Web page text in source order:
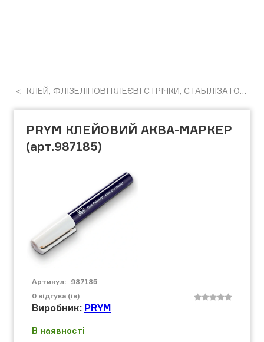
КЛЕЙ, ФЛІЗЕЛІНОВІ КЛЕЄВІ СТРІЧКИ, СТАБІЛІЗАТОРИ, ФЛІЗЕЛІН
PRYM КЛЕЙОВИЙ АКВА-МАРКЕР
(арт.987185)
Артикул: 987185
0 відгука (ів)
Виробник: PRYM
В наявності